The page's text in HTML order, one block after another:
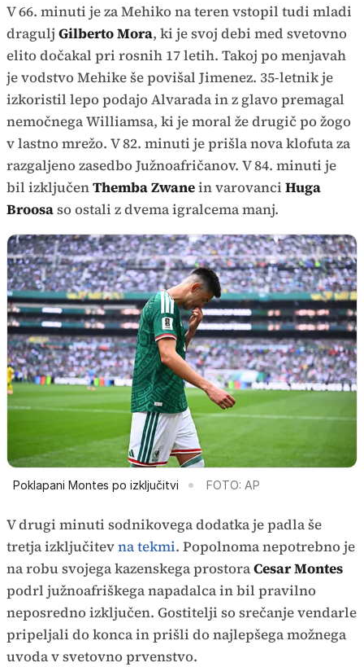
V 66. minuti je za Mehiko na teren vstopil tudi mladi
dragulj Gilberto Mora, ki je svoj debi med svetovno
elito dočakal pri rosnih 17 letih. Takoj po menjavah
je vodstvo Mehike še povišal Jimenez. 35-letnik je
izkoristil lepo podajo Alvarada in z glavo premagal
nemočnega Williamsa, ki je moral že drugič po žogo
v lastno mrežo. V 82. minuti je prišla nova klofuta za
razgaljeno zasedbo Južnoafričanov. V 84. minuti je
bil izključenThemba Zwanein varovanci Huga
Broosaso ostali z dvema igralcema manj.
Poklapani Montes po izključitvi FOTO: AP
V drugi minuti sodnikovega dodatka je padla še
tretja izključitevna tekmi. Popolnoma nepotrebno je
na robu svojega kazenskega prostoraCesar Montes
podrl južnoafriškega napadalca in bil pravilno
neposredno izključen. Gostitelji so srečanje vendarle
pripeljali do konca in prišli do najlepšega možnega
uvoda v svetovno prvenstvo.